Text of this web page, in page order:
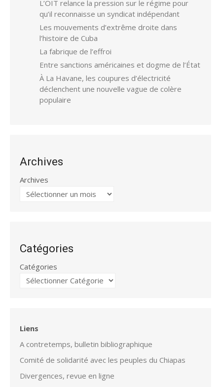
L’OIT relance la pression sur le régime pour
qu’il reconnaisse un syndicat indépendant
Les mouvements d’extrême droite dans
l’histoire de Cuba
La fabrique de l’effroi
Entre sanctions américaines et dogme de l’État
À La Havane, les coupures d’électricité
déclenchent une nouvelle vague de colère
populaire
Archives
Archives
Catégories
Catégories
Liens
A contretemps, bulletin bibliographique
Comité de solidarité avec les peuples du Chiapas
Divergences, revue en ligne